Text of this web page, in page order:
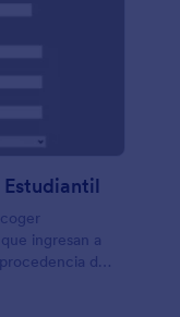
ingresan a
del
las que